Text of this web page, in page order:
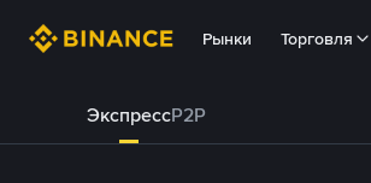
Рынки Торговля
ЭкспрессP2P